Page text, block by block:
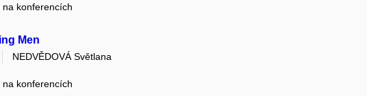
konferencích
Men
NEDVĚDOVÁ Světlana
konferencích